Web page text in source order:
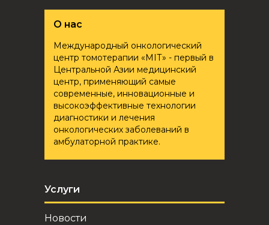
О нас
Международный онкологический
центр томотерапии «ҮМІТ» - первый в
Центральной Азии медицинский
центр, применяющий самые
современные, инновационные и
высокоэффективные технологии
диагностики и лечения
онкологических заболеваний в
амбулаторной практике.
Услуги
Новости